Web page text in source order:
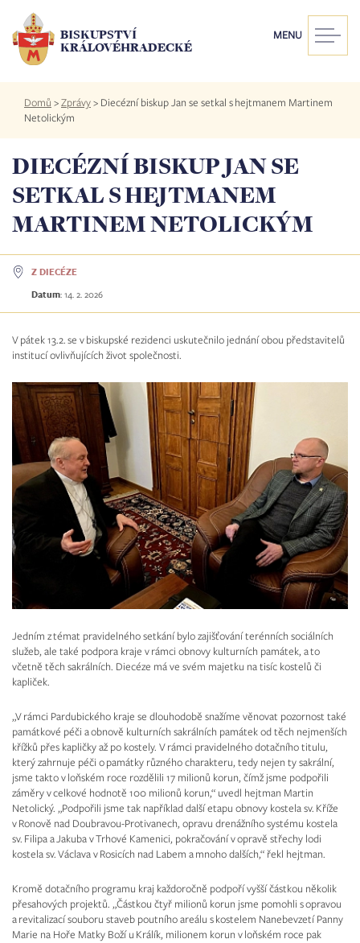
hlavnímu
obsahu
BISKUPSTVÍ
KRÁLOVÉHRADECKÉ
MENU
Drobečková
navigace
Domů >Zprávy> Diecézní biskup Jan se setkal s hejtmanem Martinem
Netolickým
DIECÉZNÍ BISKUP JAN SE
SETKAL S HEJTMANEM
MARTINEM NETOLICKÝM
Z DIECÉZE
Datum: 14. 2. 2026
V pátek 13.2. se v biskupské rezidenci uskutečnilo jednání obou představitelů
institucí ovlivňujících život společnosti.
Jedním z témat pravidelného setkání bylo zajišťování terénních sociálních
služeb, ale také podpora kraje v rámci obnovy kulturních památek, a to
včetně těch sakrálních. Diecéze má ve svém majetku na tisíc kostelů či
kapliček.
„V rámci Pardubického kraje se dlouhodobě snažíme věnovat pozornost také
památkové péči a obnově kulturních sakrálních památek od těch nejmenších
křížků přes kapličky až po kostely. V rámci pravidelného dotačního titulu,
který zahrnuje péči o památky různého charakteru, tedy nejen ty sakrální,
jsme takto v loňském roce rozdělili 17 milionů korun, čímž jsme podpořili
záměry v celkové hodnotě 100 milionů korun,“ uvedl hejtman Martin
Netolický. „Podpořili jsme tak například další etapu obnovy kostela sv. Kříže
v Ronově nad Doubravou-Protivanech, opravu drenážního systému kostela
sv. Filipa a Jakuba v Trhové Kamenici, pokračování v opravě střechy lodi
kostela sv. Václava v Rosicích nad Labem a mnoho dalších,“ řekl hejtman.
Kromě dotačního programu kraj každoročně podpoří vyšší částkou několik
přesahových projektů. „Částkou čtyř milionů korun jsme pomohli s opravou
a revitalizací souboru staveb poutního areálu s kostelem Nanebevzetí Panny
Marie na Hoře Matky Boží u Králík, milionem korun v loňském roce pak